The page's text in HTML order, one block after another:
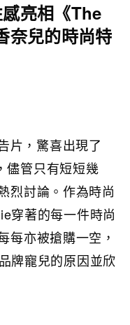
亮相《The
奈兒的時尚特
片，驚喜出現了
儘管只有短短幾
烈討論。作為時尚
穿著的每一件時尚
每亦被搶購一空，
牌寵兒的原因並欣